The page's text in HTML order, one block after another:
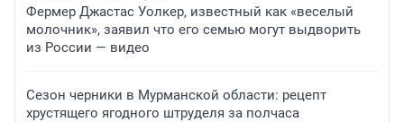
Фермер Джастас Уолкер, известный как «веселый
молочник», заявил что его семью могут выдворить
из России — видео
Сезон черники в Мурманской области: рецепт
хрустящего ягодного штруделя за полчаса